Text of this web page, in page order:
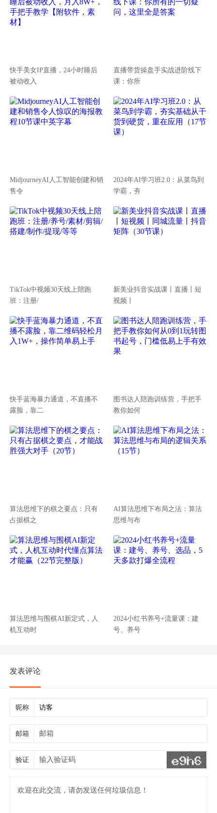
快手美女IP直播，24小时睡后
被动收入
直播带货操盘手实战进阶线下
课：你所
MidjourneyAI人工智能创建和销
售令
2024年AI学习班2.0：从菜鸟到
学霸，夯
TikTok中视频30天线上陪跑
班：注册/
新美业抖音实战课丨直播丨短
视频丨
快手蓝海暴力通道，不直播不
露脸，靠二
图书达人陪跑训练营，手把手
教你如何
算法思维下的棋之要点：只有
占据棋之
AI算法思维下布局之法：算法
思维与布
算法思维与围棋AI新定式，人
机互动时
2024小红书养号+流量课：建
号、养号
发表评论
昵称
邮箱
验证